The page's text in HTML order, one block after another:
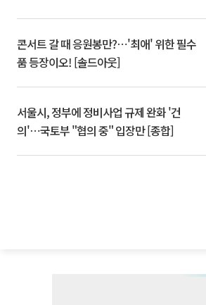
콘서트 갈 때 응원봉만?⋯'최애' 위한 필수
품 등장이오! [솔드아웃]
서울시, 정부에 정비사업 규제 완화 '건
의'⋯국토부 "협의 중" 입장만 [종합]